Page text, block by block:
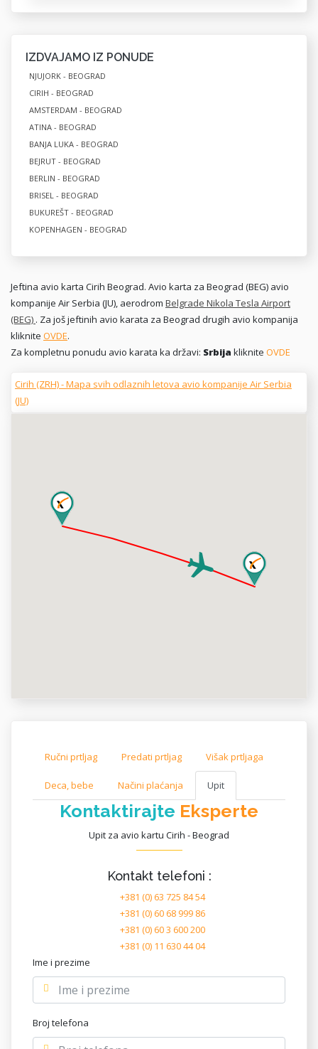
IZDVAJAMO IZ PONUDE
NJUJORK - BEOGRAD
CIRIH - BEOGRAD
AMSTERDAM - BEOGRAD
ATINA - BEOGRAD
BANJA LUKA - BEOGRAD
BEJRUT - BEOGRAD
BERLIN - BEOGRAD
BRISEL - BEOGRAD
BUKUREŠT - BEOGRAD
KOPENHAGEN - BEOGRAD
Jeftina avio karta Cirih Beograd. Avio karta za Beograd (BEG) avio
kompanije Air Serbia (JU), aerodrom Belgrade Nikola Tesla Airport
(BEG) . Za još jeftinih avio karata za Beograd drugih avio kompanija
kliknite OVDE.
Za kompletnu ponudu avio karata ka državi: Srbija kliknite OVDE
Cirih (ZRH) - Mapa svih odlaznih letova avio kompanije Air Serbia
(JU)
Ručni prtljag Predati prtljag Višak prtljaga
Deca, bebe Načini plaćanja Upit
Kontaktirajte Eksperte
Upit za avio kartu Cirih - Beograd
Kontakt telefoni :
+381 (0) 63 725 84 54
+381 (0) 60 68 999 86
+381 (0) 60 3 600 200
+381 (0) 11 630 44 04
Ime i prezime
Broj telefona